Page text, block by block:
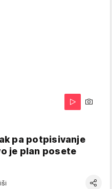
pa potpisivanje
je plan posete